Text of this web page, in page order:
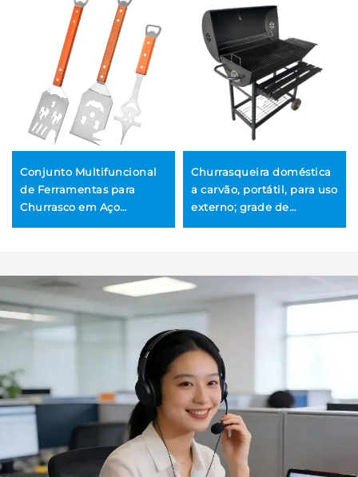
Conjunto Multifuncional
de Ferramentas para
Churrasco em Aço
ao Ar Livre
Churrasqueira doméstica
a carvão, portátil, para uso
externo; grade de